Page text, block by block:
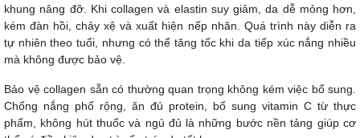
khung nâng đỡ. Khi collagen và elastin suy giảm, da dễ mỏng hơn,
kém đàn hồi, chảy xệ và xuất hiện nếp nhăn. Quá trình này diễn ra
tự nhiên theo tuổi, nhưng có thể tăng tốc khi da tiếp xúc nắng nhiều
mà không được bảo vệ.
Bảo vệ collagen sẵn có thường quan trọng không kém việc bổ sung.
Chống nắng phổ rộng, ăn đủ protein, bổ sung vitamin C từ thực
phẩm, không hút thuốc và ngủ đủ là những bước nền tảng giúp cơ